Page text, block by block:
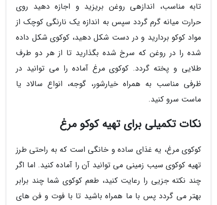
تابه مناسب، اندازهی روغن بریزید و اجازه دهید روی
حرارت میانه گرم گردد سپس به اندازه یک نارنگی کوچک از
مواد کوکو بردارید و در دست شکل دهید، کوکوی شکل داده
شده را در روغن که سرخ شده بگذارید تا از هر دو طرف
طلایی و پخته گردد. کوکوی مرغ آماده را می توانید در
ظرفی مناسب به همراه خیارشور، گوجه، انواع سالاد یا
ماست سرو کنید.
نکات تکمیلی برای تهیه کوکو مرغ
کوکوی مرغ، یه غذای ساده و خانگی است که به راحتی طرز
تهیه کوکوی سیب زمینی می توانید آن را آماده کنید. اما اگر
چند نکته جزیی را رعایت کنید، طعم کوکوی شما چند برابر
بهتر می گردد پس با ما همراه باشید تا با فوت و فن های